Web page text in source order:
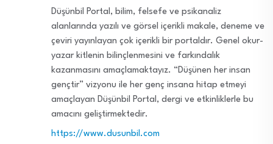
Düşünbil Portal, bilim, felsefe ve psikanaliz
alanlarında yazılı ve görsel içerikli makale, deneme ve
çeviri yayınlayan çok içerikli bir portaldır. Genel okur-
yazar kitlenin bilinçlenmesini ve farkındalık
kazanmasını amaçlamaktayız. “Düşünen her insan
gençtir” vizyonu ile her genç insana hitap etmeyi
amaçlayan Düşünbil Portal, dergi ve etkinliklerle bu
amacını geliştirmektedir.
https://www.dusunbil.com